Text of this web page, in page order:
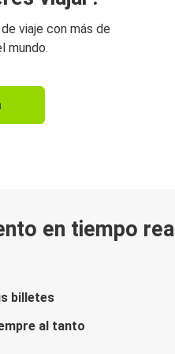
viaje con más de
mundo.
en tiempo real
billetes
al tanto